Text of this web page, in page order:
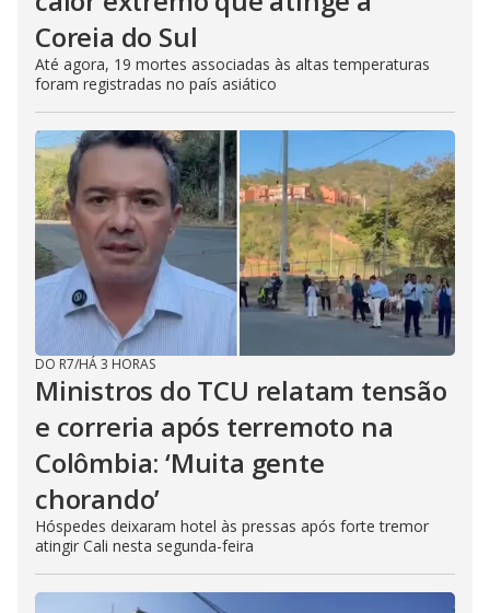
Coreia do Sul
Até agora, 19 mortes associadas às altas temperaturas
foram registradas no país asiático
DO R7/HÁ 3 HORAS
Ministros do TCU relatam tensão
e correria após terremoto na
Colômbia: ‘Muita gente
chorando’
Hóspedes deixaram hotel às pressas após forte tremor
atingir Cali nesta segunda-feira